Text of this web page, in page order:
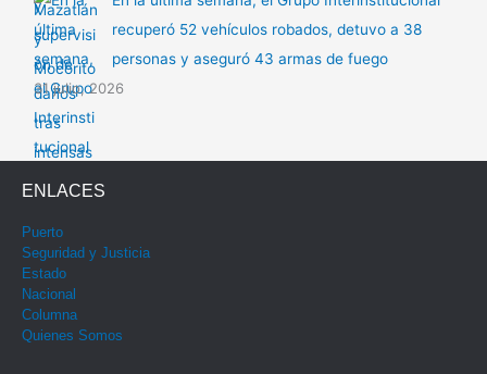
recuperó 52 vehículos robados, detuvo a 38
personas y aseguró 43 armas de fuego
31 julio, 2026
ENLACES
Puerto
Seguridad y Justicia
Estado
Nacional
Columna
Quienes Somos